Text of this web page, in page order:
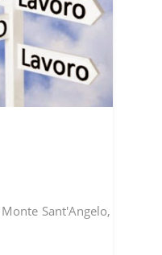
Sant'Angelo,